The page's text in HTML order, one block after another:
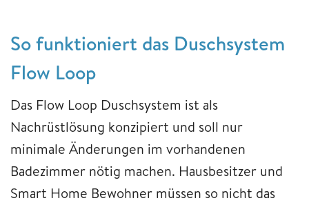
So funktioniert das Duschsystem
Flow Loop
Das Flow Loop Duschsystem ist als
Nachrüstlösung konzipiert und soll nur
minimale Änderungen im vorhandenen
Badezimmer nötig machen. Hausbesitzer und
Smart Home Bewohner müssen so nicht das